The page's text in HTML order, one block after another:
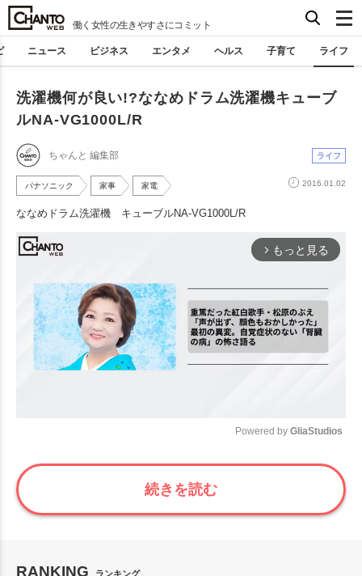
働く女性の生きやすさにコミット
ニュース ビジネス エンタメ ヘルス 子育て ライフ
洗濯機何が良い!?ななめドラム洗濯機キューブ
ルNA-VG1000L/R
ちゃんと 編集部 ライフ
パナソニック 家事 家電 2016.01.02
ななめドラム洗濯機 キューブルNA-VG1000L/R
arrow_forward_ios もっと見る
Mute
Powered by GliaStudios
続きを読む
RANKING ランキング